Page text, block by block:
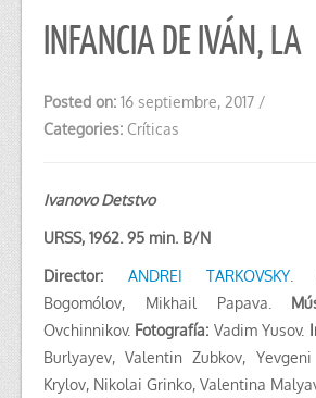
INFANCIA DE IVÁN, LA
Posted on: 16 septiembre, 2017 /
Categories: Críticas
Ivanovo Detstvo
URSS, 1962. 95 min. B/N
Director: ANDREI TARKOVSKY
Bogomólov,
Mikhail Papava
Ovchinnikov. Fotografía: Vadim Yusov.
Burlyayev, Valentin Zubkov,
Krylov, Nikolai Grinko, Valentina